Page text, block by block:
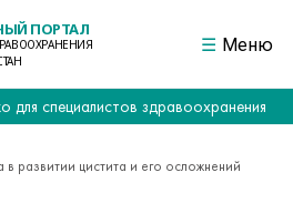
ПОРТАЛ
Меню
для специалистов здравоохранения
развитии цистита и его осложнений